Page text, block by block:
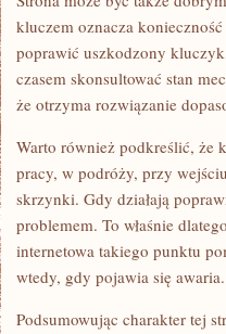
kluczem oznacza
poprawić uszkodzony
czasem skonsultować stan
że otrzyma rozwiązanie
Warto również podkreślić, że
pracy, w podróży, przy
skrzynki. Gdy działają
problemem. To właśnie
internetowa takiego punktu
wtedy, gdy pojawia się awaria.
Podsumowując charakter tej